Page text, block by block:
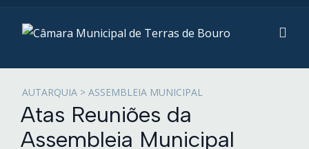
AUTARQUIA > ASSEMBLEIA MUNICIPAL
Atas Reuniões da
Assembleia Municipal